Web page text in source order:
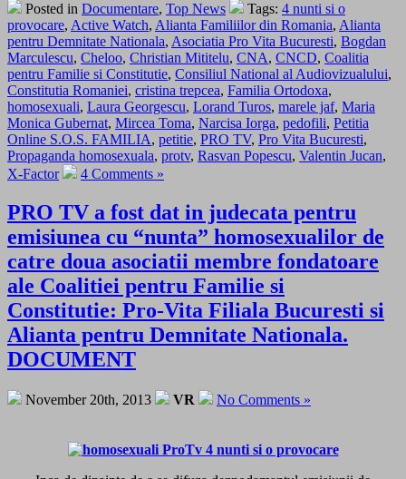
Posted in Documentare, Top News Tags: 4 nunti si o
provocare, Active Watch, Alianta Familiilor din Romania, Alianta
pentru Demnitate Nationala, Asociatia Pro Vita Bucuresti, Bogdan
Marculescu, Cheloo, Christian Mititelu, CNA, CNCD, Coalitia
pentru Familie si Constitutie, Consiliul National al Audiovizualului,
Constitutia Romaniei, cristina trepcea, Familia Ortodoxa,
homosexuali, Laura Georgescu, Lorand Turos, marele jaf, Maria
Monica Gubernat, Mircea Toma, Narcisa Iorga, pedofili, Petitia
Online S.O.S. FAMILIA, petitie, PRO TV, Pro Vita Bucuresti,
Propaganda homosexuala, protv, Rasvan Popescu, Valentin Jucan,
X-Factor
4 Comments »
PRO TV a fost dat in judecata pentru
emisiunea cu “nunta” homosexualilor de
catre doua asociatii membre fondatoare
ale Coalitiei pentru Familie si
Constitutie: Pro-Vita Filiala Bucuresti si
Alianta pentru Demnitate Nationala.
DOCUMENT
November 20th, 2013 VR No Comments »